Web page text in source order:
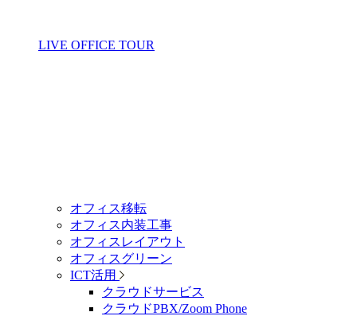
LIVE OFFICE TOUR
オフィス移転
オフィス内装工事
オフィスレイアウト
オフィスグリーン
ICT活用
クラウドサービス
クラウドPBX/Zoom Phone